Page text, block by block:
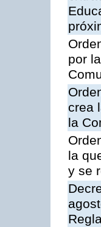
por
crea
la
la
y se